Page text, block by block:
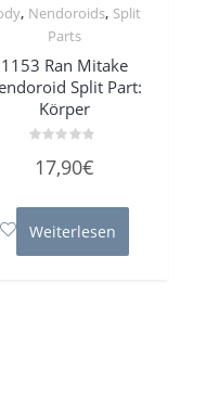
, Nendoroids, Split
Parts
1153 Ran Mitake
Split Part:
Körper
mit
5
17,90€
Weiterlesen